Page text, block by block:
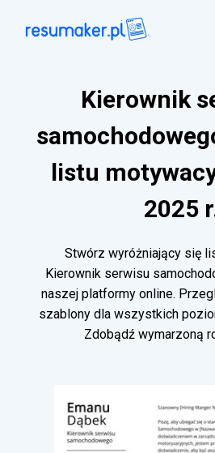
Kierownik
listu
2025
Stwórz wyróżniający się
Kierownik serwisu
naszej platformy online.
szablony dla wszystkich
Zdobądź wymarzoną